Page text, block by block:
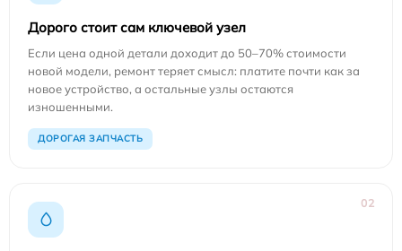
Дорого стоит сам ключевой узел
Если цена одной детали доходит до 50–70% стоимости
новой модели, ремонт теряет смысл: платите почти как за
новое устройство, а остальные узлы остаются
изношенными.
ДОРОГАЯ ЗАПЧАСТЬ
02